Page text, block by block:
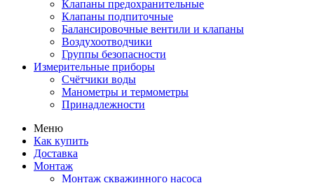
Клапаны предохранительные
Клапаны подпиточные
Балансировочные вентили и клапаны
Воздухоотводчики
Группы безопасности
Измерительные приборы
Счётчики воды
Манометры и термометры
Принадлежности
Меню
Как купить
Доставка
Монтаж
Монтаж скважинного насоса